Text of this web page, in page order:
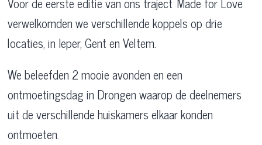
verwelkomden we verschillende koppels op drie
locaties, in Ieper, Gent en Veltem.
We beleefden 2 mooie avonden en een
ontmoetingsdag in Drongen waarop de deelnemers
uit de verschillende huiskamers elkaar konden
ontmoeten.